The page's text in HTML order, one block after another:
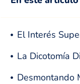
El Interés
La Dicotomía
Desmontando